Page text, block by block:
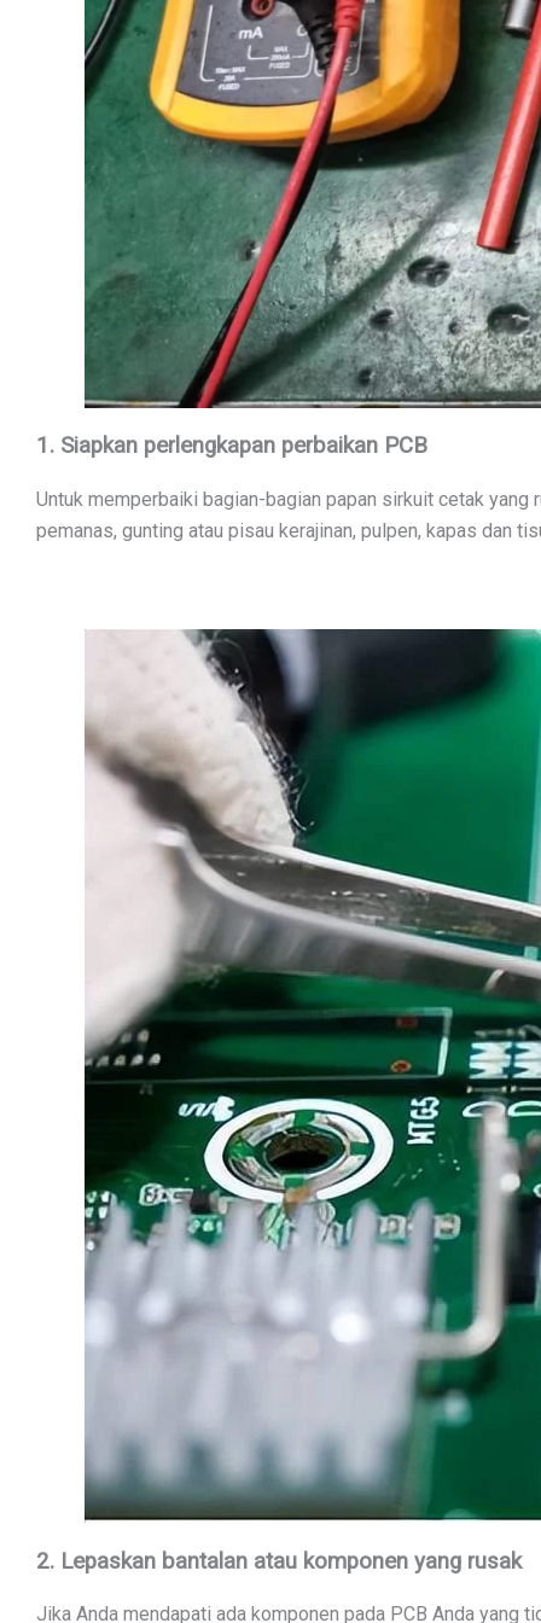
1. Siapkan perlengkapan perbaikan PCB
Untuk memperbaiki bagian-bagian papan sirkuit cetak
pemanas, gunting atau pisau kerajinan, pulpen, kapas dan
2. Lepaskan bantalan atau komponen yang rusak
Jika Anda mendapati ada komponen pada PCB Anda yang